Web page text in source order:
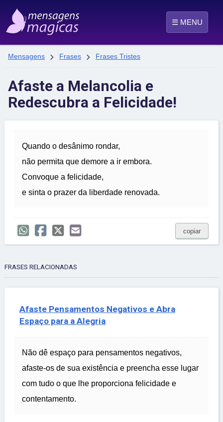
☰ MENU
Mensagens  Frases  Frases Tristes
Afaste a Melancolia e
Redescubra a Felicidade!
Quando o desânimo rondar,
não permita que demore a ir embora.
Convoque a felicidade,
e sinta o prazer da liberdade renovada.
copiar
FRASES RELACIONADAS
Afaste Pensamentos Negativos e Abra
Espaço para a Alegria
Não dê espaço para pensamentos negativos,
afaste-os de sua existência e preencha esse lugar
com tudo o que lhe proporciona felicidade e
contentamento.